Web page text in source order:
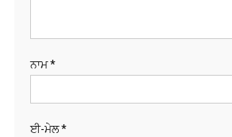
ਨਾਮ*
ਈ-ਮੇਲ*